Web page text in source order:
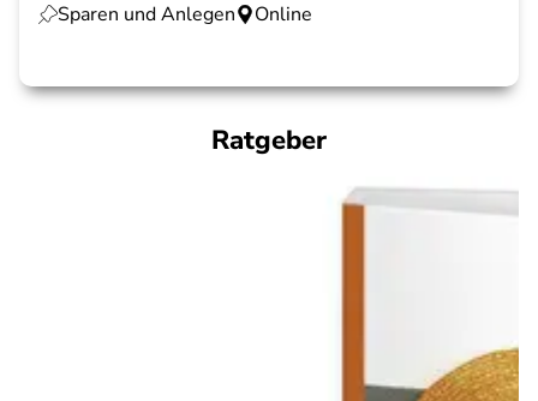
Sparen und Anlegen
Online
Ratgeber